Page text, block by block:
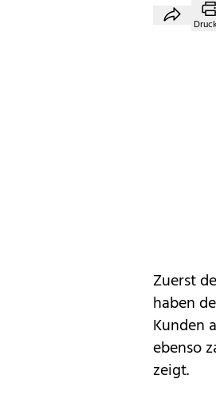
Zuerst
haben
Kunden
ebenso
zeigt.